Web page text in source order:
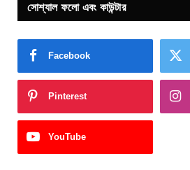
সোশ্যাল ফলো এবং কাউন্টার
Facebook
Pinterest
YouTube